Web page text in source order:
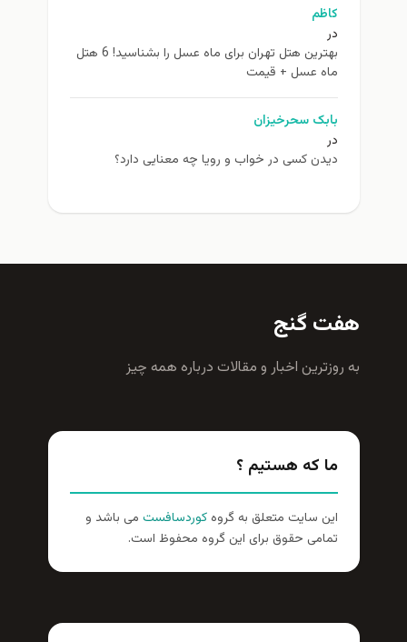
کاظم
در
بهترین هتل تهران برای ماه عسل را بشناسید! 6 هتل
ماه عسل + قیمت
بابک سحرخیزان
در
دیدن کسی در خواب و رویا چه معنایی دارد؟
هفت گنج
به روزترين اخبار و مقالات درباره همه چيز
ما که هستیم ؟
این سایت متعلق به گروهکوردسافست می باشد و
تمامی حقوق برای این گروه محفوظ است.